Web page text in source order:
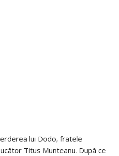
lui Dodo, fratele
Titus Munteanu. După ce